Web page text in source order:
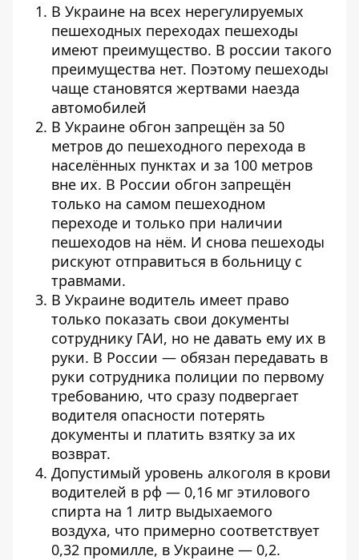
В Украине на всех нерегулируемых
пешеходных переходах пешеходы
имеют преимущество. В россии такого
преимущества нет. Поэтому пешеходы
чаще становятся жертвами наезда
автомобилей
В Украине обгон запрещён за 50
метров до пешеходного перехода в
населённых пунктах и ​​за 100 метров
вне их. В России обгон запрещён
только на самом пешеходном
переходе и только при наличии
пешеходов на нём. И снова пешеходы
рискуют отправиться в больницу с
травмами.
В Украине водитель имеет право
только показать свои документы
сотруднику ГАИ, но не давать ему их в
руки. В России — обязан передавать в
руки сотрудника полиции по первому
требованию, что сразу подвергает
водителя опасности потерять
документы и платить взятку за их
возврат.
Допустимый уровень алкоголя в крови
водителей в рф — 0,16 мг этилового
спирта на 1 литр выдыхаемого
воздуха, что примерно соответствует
0,32 промилле, в Украине — 0,2.